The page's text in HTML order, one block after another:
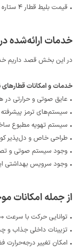
• قیمت بلیط قطار ۴ ستاره غدیر حدود ۳۴۶ هزار تومان بود.
خدمات ارائه‌شده
در این بخش قصد داریم
خدمات و امکانات قطارهای
• عایق صوتی و حرارتی در
• سیستم‌های ترمز
• سیستم تهویه مطبوع
• طراحی خاص و دل‌پذیر
• وجود سیستم صوتی و
• وجود سرویس بهداشتی
از جمله امکانات
• توانایی حرکت با سرعت ۲۰۰ کیلومتر بر ساعت
• تزیینات داخلی جذاب و
• امکان تغییر درجه‌حرارت فضای